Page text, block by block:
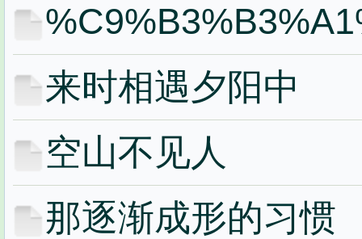
来时相遇夕阳中
空山不见人
那逐渐成形的习